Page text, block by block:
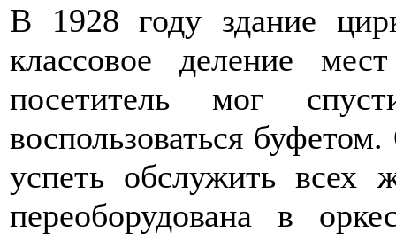
В 1928 году здание
классовое деление
посетитель мог
воспользоваться
успеть обслужить
переоборудована в